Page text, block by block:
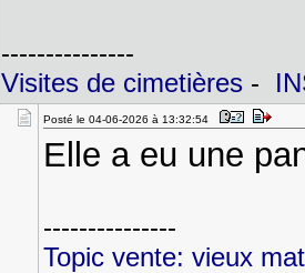
---------------
Visites de cimetières-
Posté le 04-06-2026 à 13:32:54
Elle a eu une
---------------
Topic vente: vieux